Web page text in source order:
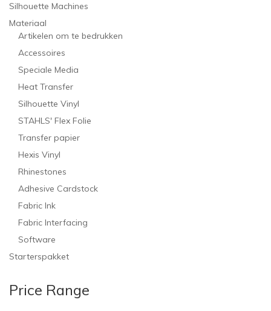
Silhouette Machines
Materiaal
Artikelen om te bedrukken
Accessoires
Speciale Media
Heat Transfer
Silhouette Vinyl
STAHLS' Flex Folie
Transfer papier
Hexis Vinyl
Rhinestones
Adhesive Cardstock
Fabric Ink
Fabric Interfacing
Software
Starterspakket
Price Range